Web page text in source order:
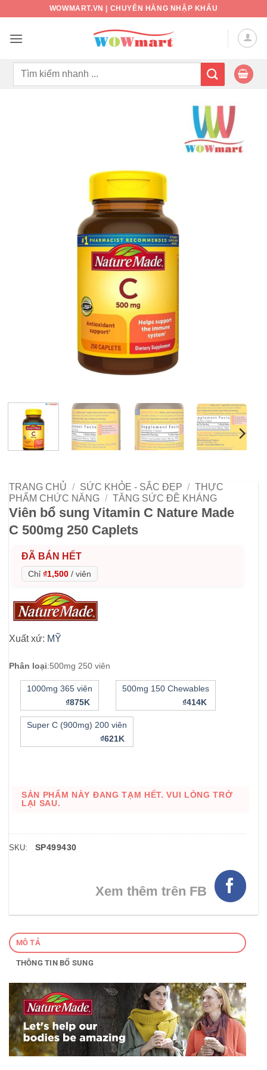
nội
WOWMART.VN | CHUYÊN HÀNG NHẬP KHẨU
Tìm
TRANG CHỦ / SỨC KHỎE - SẮC ĐẸP / THỰC
PHẨM CHỨC NĂNG / TĂNG SỨC ĐỀ KHÁNG
Viên bổ sung Vitamin C Nature Made
C 500mg 250 Caplets
ĐÃ BÁN HẾT
Chỉ ₫1,500 / viên
Xuất xứ: MỸ
Phân loại:500mg 250 viên
1000mg 365 viên
₫875K
500mg 150 Chewables
₫414K
Super C (900mg) 200 viên
₫621K
SẢN PHẨM NÀY ĐANG TẠM HẾT. VUI LÒNG TRỞ
LẠI SAU.
SKU: SP499430
Xem thêm trên FB
MÔ TẢ
THÔNG TIN BỔ SUNG